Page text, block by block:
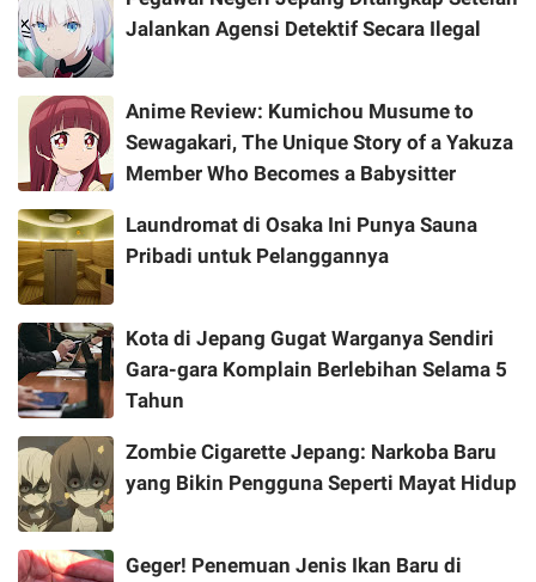
Jalankan Agensi Detektif Secara Ilegal
Anime Review: Kumichou Musume to
Sewagakari, The Unique Story of a Yakuza
Member Who Becomes a Babysitter
Laundromat di Osaka Ini Punya Sauna
Pribadi untuk Pelanggannya
Kota di Jepang Gugat Warganya Sendiri
Gara-gara Komplain Berlebihan Selama 5
Tahun
Zombie Cigarette Jepang: Narkoba Baru
yang Bikin Pengguna Seperti Mayat Hidup
Geger! Penemuan Jenis Ikan Baru di